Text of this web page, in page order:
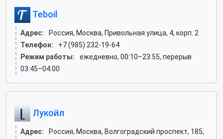
Teboil
Адрес:
Россия, Москва, Привольная улица, 4, корп. 2
Телефон:
+7 (985) 232-19-64
Режим работы:
ежедневно, 00:10–23:55, перерыв
03:45–04:00
Лукойл
Адрес:
Россия, Москва, Волгоградский проспект, 185,